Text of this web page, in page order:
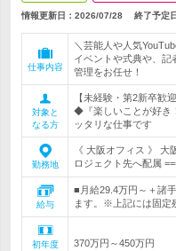
情報更新日：2026/07/28 終了予定
仕事内容
＼芸能人や人気
イベントや式典や、記
管理をお任せ！
対象と
なる方
【未経験・第2新卒歓
◆『楽しいことが好き
ッタリな仕事です
勤務地
《 大阪オフィス 》
ロジェクト先へ配属
給与
■月給29.4万円～＋諸
ます。※上記には固定
初年度
370万円～450万円